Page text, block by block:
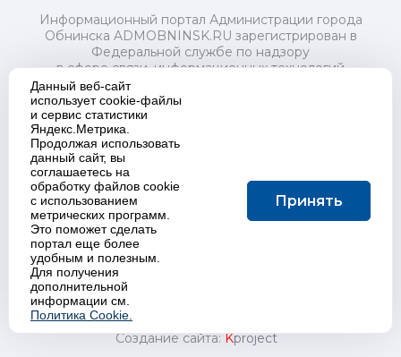
Информационный портал Администрации города
Обнинска ADMOBNINSK.RU зарегистрирован в
Федеральной службе по надзору
в сфере связи, информационных технологий
и массовых коммуникаций (Роскомнадзор) 24 июля
2018 года.
Свидетельство о регистрации Эл № ФС77-73321
Учредитель: Администрация (исполнительно-
распорядительный орган) городского округа "Город
Обнинск". Главный редактор: Байкова Е.А.
Адрес электронной почты Редакции:
redactor@admobninsk.ru
Телефон Редакции: +7 (484) 395-85-85
Настоящий ресурс содержит материалы 18+
Политика в отношении обработки персональных
Создание сайта:Kproject
Данный веб-сайт
использует cookie-файлы
и сервис статистики
Яндекс.Метрика.
Продолжая использовать
данный сайт, вы
соглашаетесь на
обработку файлов cookie
с использованием
метрических программ.
Это поможет сделать
портал еще более
удобным и полезным.
Для получения
дополнительной
информации см.
Политика Cookie.
Принять